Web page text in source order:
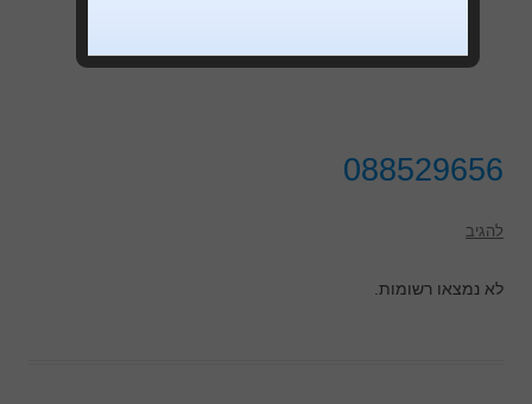
088529656
להגיב
לא נמצאו רשומות.